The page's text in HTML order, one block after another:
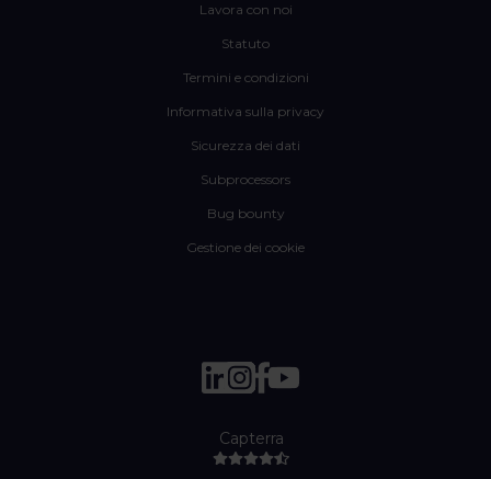
Lavora con noi
Statuto
Termini e condizioni
Informativa sulla privacy
Sicurezza dei dati
Subprocessors
Bug bounty
Gestione dei cookie
Capterra